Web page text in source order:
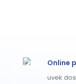
Online
uvek